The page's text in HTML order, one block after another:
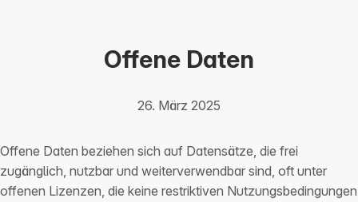
Offene Daten
26. März 2025
Offene Daten beziehen sich auf Datensätze, die frei
zugänglich, nutzbar und weiterverwendbar sind, oft unter
offenen Lizenzen, die keine restriktiven Nutzungsbedingungen